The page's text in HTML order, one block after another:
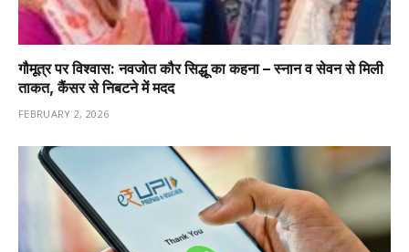
गौमूत्र पर विश्वास: नवजोत कौर सिद्धू का कहना – स्नान व सेवन से मिली
ताकत, कैंसर से निबटने में मदद
FEBRUARY 2, 2026